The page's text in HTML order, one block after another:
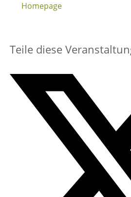
Homepage
Teile diese